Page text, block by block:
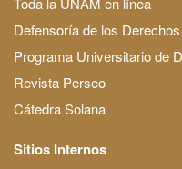
Defensoría de los
Programa Universitario de
Revista Perseo
Cátedra Solana
Sitios Internos